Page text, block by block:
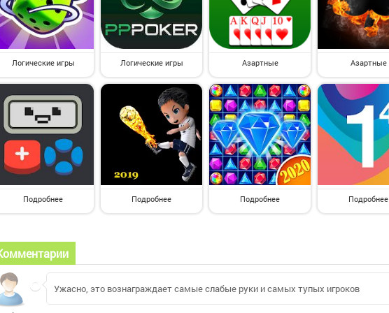
Логические игры Логические игры Азартные Азартные
Подробнее Подробнее Подробнее Подробнее
Ужасно, это вознаграждает самые слабые руки и самых тупых игроков